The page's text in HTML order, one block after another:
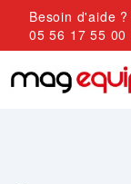
Allez au contenu
Besoin d'aide ?
05 56 17 55 00